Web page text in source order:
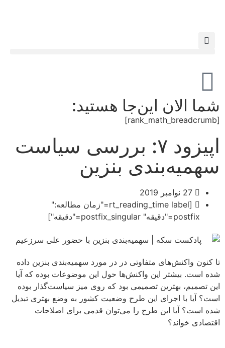
شما الان این‌جا هستید:
[rank_math_breadcrumb]
اپیزود ۷: بررسی سیاست
سهمیه‌بندی بنزین
27 نوامبر 2019
[rt_reading_time label="زمان مطالعه:"
postfix="دقیقه" postfix_singular="دقیقه"]
تا کنون واکنش‌های متفاوتی در در مورد سهمیه‌بندی بنزین داده
شده است. بیشتر این واکنش‌ها حول این موضوعات بوده که آیا
این تصمیم، بهترین تصمیمی بود که روی میز سیاست‌گذار بوده
است؟ آیا با اجرای این طرح وضعیت کشور به وضع بهتری تبدیل
شده است؟ آیا این طرح را می‌توان قدمی برای اصلاحات
اقتصادی خواند؟